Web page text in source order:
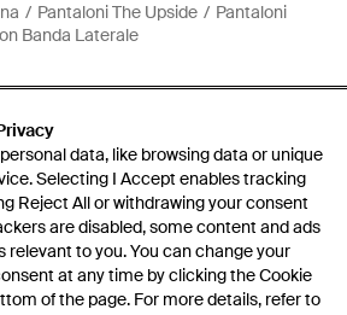
data, like browsing data or unique
Selecting I Accept enables tracking
Reject All or withdrawing your consent
are disabled, some content and ads
relevant to you. You can change your
at any time by clicking the Cookie
of the page. For more details, refer to
Pantaloni The Upside
Pantaloni
Banda Laterale